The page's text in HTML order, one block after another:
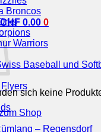
CHF 0.00 0
sich keine
Shop
Broncos
Warriors
Baseball und
– Regensdorf